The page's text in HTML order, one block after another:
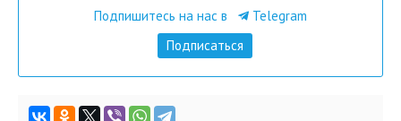
Подпишитесь на нас в
Telegram
Подписаться